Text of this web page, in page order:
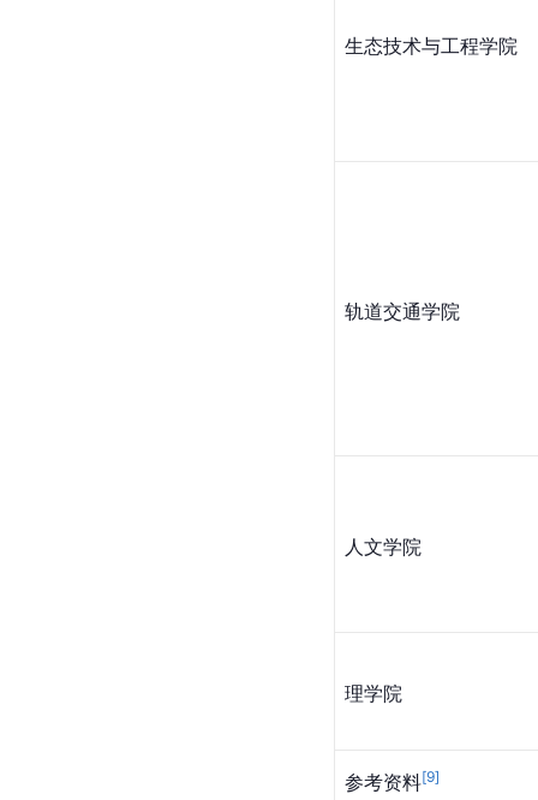
生态技术与工程学院
轨道交通学院
人文学院
理学院
参考资料[9]